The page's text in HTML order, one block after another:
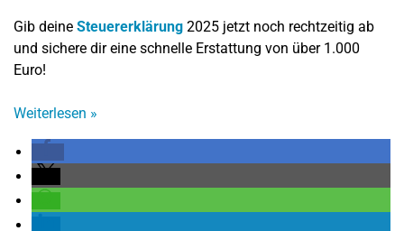
Gib deine Steuererklärung 2025 jetzt noch rechtzeitig ab
und sichere dir eine schnelle Erstattung von über 1.000
Euro!
Weiterlesen »